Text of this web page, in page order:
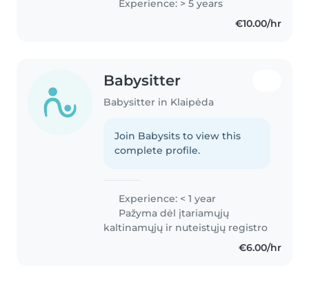
Experience: > 5 years
€10.00/hr
Babysitter
Babysitter in Klaipėda
Join Babysits to view this
complete profile.
Experience: < 1 year
Pažyma dėl įtariamųjų
kaltinamųjų ir nuteistųjų registro
€6.00/hr